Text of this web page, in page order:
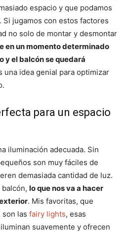
espacio y que podamos
jugamos con estos factores
no solo de montar y desmontar
en un momento determinado
y el balcón se quedará
una idea genial para optimizar
para un espacio
iluminación adecuada. Sin
son muy fáciles de
demasiada cantidad de luz.
lo que nos va a hacer
. Mis favoritas, que
son las fairy lights, esas
suavemente y ofrecen